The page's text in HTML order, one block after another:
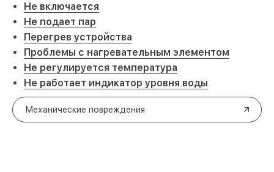
Не включается
Не подает пар
Перегрев устройства
Проблемы с нагревательным элементом
Не регулируется температура
Не работает индикатор уровня воды
Механические повреждения